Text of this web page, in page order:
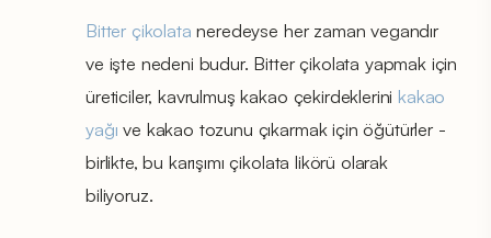
Bitter çikolata neredeyse her zaman vegandır
ve işte nedeni budur. Bitter çikolata yapmak için
üreticiler, kavrulmuş kakao çekirdeklerini kakao
yağı ve kakao tozunu çıkarmak için öğütürler -
birlikte, bu karışımı çikolata likörü olarak
biliyoruz.